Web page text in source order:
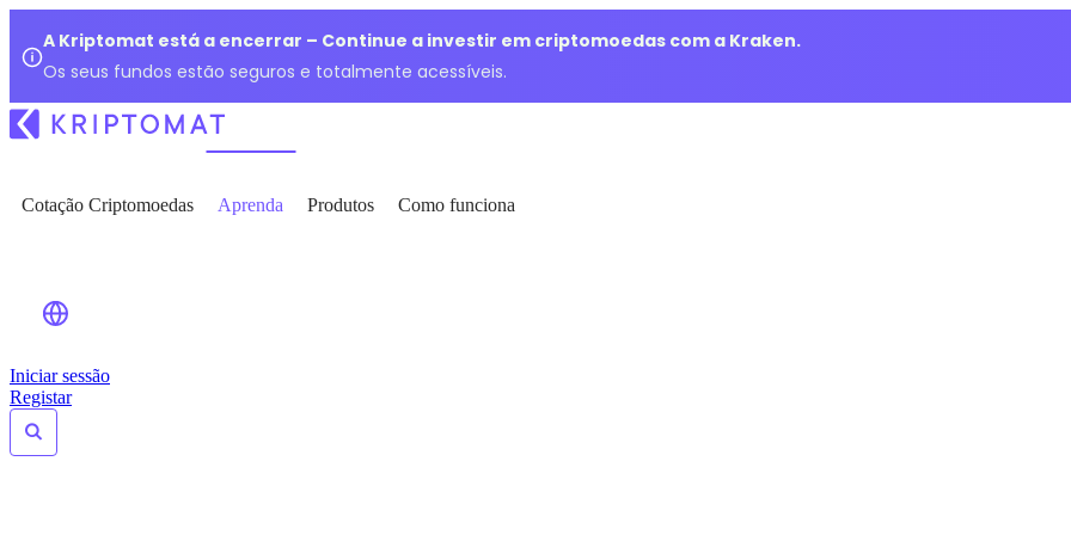
A Kriptomat está a encerrar – Continue a investir em criptomoedas com a Kraken.
Os seus fundos estão seguros e totalmente acessíveis.
Cotação Criptomoedas Aprenda Produtos Como funciona
Iniciar sessão
Registar